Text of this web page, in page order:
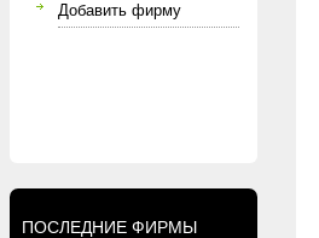
Добавить фирму
ПОСЛЕДНИЕ ФИРМЫ